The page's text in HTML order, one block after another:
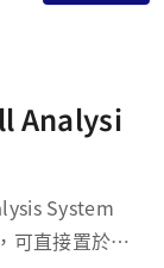
Analysi
System
可直接置於細